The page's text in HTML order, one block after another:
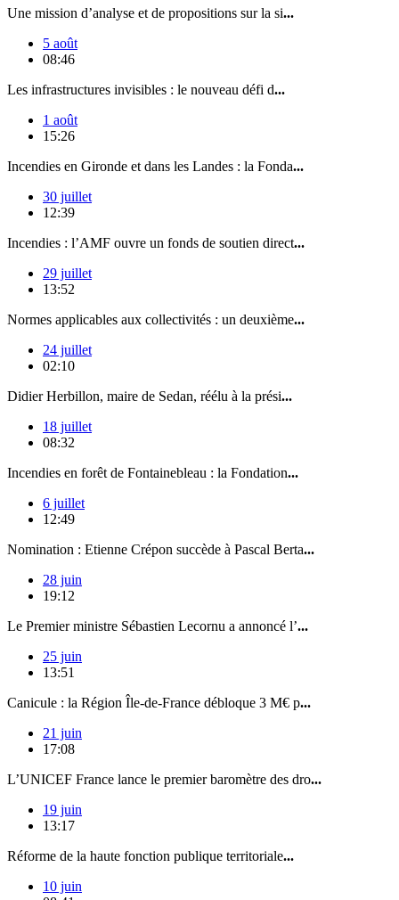
Une mission d’analyse et de propositions sur la si...
5 août
08:46
Les infrastructures invisibles : le nouveau défi d...
1 août
15:26
Incendies en Gironde et dans les Landes : la Fonda...
30 juillet
12:39
Incendies : l’AMF ouvre un fonds de soutien direct...
29 juillet
13:52
Normes applicables aux collectivités : un deuxième...
24 juillet
02:10
Didier Herbillon, maire de Sedan, réélu à la prési...
18 juillet
08:32
Incendies en forêt de Fontainebleau : la Fondation...
6 juillet
12:49
Nomination : Etienne Crépon succède à Pascal Berta...
28 juin
19:12
Le Premier ministre Sébastien Lecornu a annoncé l’...
25 juin
13:51
Canicule : la Région Île-de-France débloque 3 M€ p...
21 juin
17:08
L’UNICEF France lance le premier baromètre des dro...
19 juin
13:17
Réforme de la haute fonction publique territoriale...
10 juin